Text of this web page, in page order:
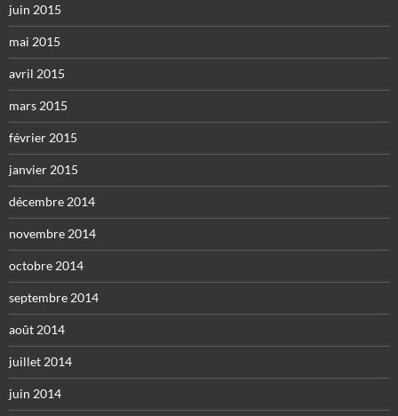
juin 2015
mai 2015
avril 2015
mars 2015
février 2015
janvier 2015
décembre 2014
novembre 2014
octobre 2014
septembre 2014
août 2014
juillet 2014
juin 2014